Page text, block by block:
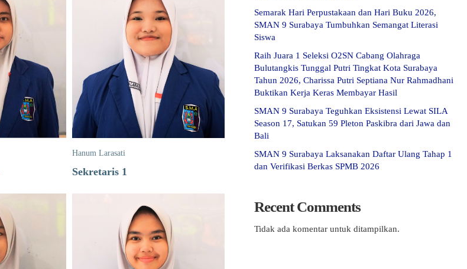
Hanum Larasati
Sekretaris 1
Semarak Hari Perpustakaan dan Hari Buku 2026,
SMAN 9 Surabaya Tumbuhkan Semangat Literasi
Siswa
Raih Juara 1 Seleksi O2SN Cabang Olahraga
Bulutangkis Tunggal Putri Tingkat Kota Surabaya
Tahun 2026, Charissa Putri Septiana Nur Rahmadhani
Buktikan Kerja Keras Membayar Hasil
SMAN 9 Surabaya Teguhkan Eksistensi Lewat SILA
Season 17, Satukan 59 Pleton Paskibra dari Jawa dan
Bali
SMAN 9 Surabaya Laksanakan Daftar Ulang Tahap 1
dan Verifikasi Berkas SPMB 2026
Recent Comments
Tidak ada komentar untuk ditampilkan.